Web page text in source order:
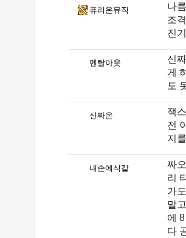
퓨리온뮤직
나
조
진
멘탈아웃
신
게
도
신짜온
잭
전
지
내손에식칼
짜
리
가
말
에
다